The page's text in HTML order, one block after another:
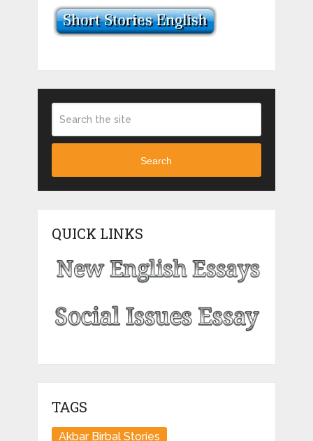
Search
QUICK LINKS
TAGS
Akbar Birbal Stories